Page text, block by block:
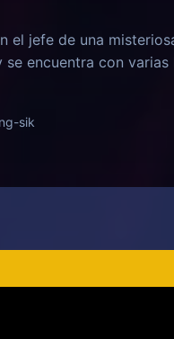
el jefe de una
encuentra con varias
sik